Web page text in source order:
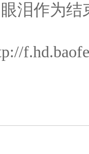
泪作为结